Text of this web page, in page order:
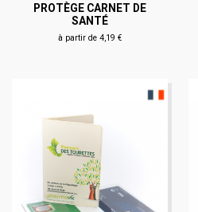
PROTÈGE CARNET DE
SANTÉ
à partir de 4,19 €